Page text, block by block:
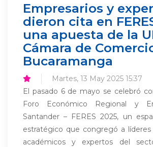
Empresarios y
dieron cita en
una apuesta de la
Cámara de
Bucaramanga
Martes, 13 May 2025 15:37
El pasado 6 de mayo se celebró
Foro Económico Regional y
Santander – FERES 2025, un
estratégico que congregó a líderes
académicos y expertos del